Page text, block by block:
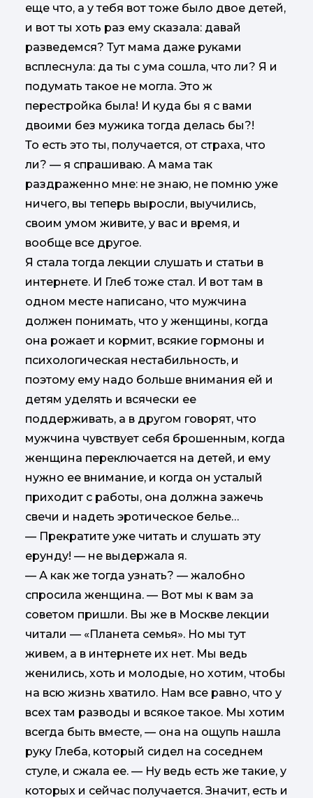
еще что, а у тебя вот тоже было двое детей,
и вот ты хоть раз ему сказала: давай
разведемся? Тут мама даже руками
всплеснула: да ты с ума сошла, что ли? Я и
подумать такое не могла. Это ж
перестройка была! И куда бы я с вами
двоими без мужика тогда делась бы?!
То есть это ты, получается, от страха, что
ли? — я спрашиваю. А мама так
раздраженно мне: не знаю, не помню уже
ничего, вы теперь выросли, выучились,
своим умом живите, у вас и время, и
вообще все другое.
Я стала тогда лекции слушать и статьи в
интернете. И Глеб тоже стал. И вот там в
одном месте написано, что мужчина
должен понимать, что у женщины, когда
она рожает и кормит, всякие гормоны и
психологическая нестабильность, и
поэтому ему надо больше внимания ей и
детям уделять и всячески ее
поддерживать, а в другом говорят, что
мужчина чувствует себя брошенным, когда
женщина переключается на детей, и ему
нужно ее внимание, и когда он усталый
приходит с работы, она должна зажечь
свечи и надеть эротическое белье…
— Прекратите уже читать и слушать эту
ерунду! — не выдержала я.
— А как же тогда узнать? — жалобно
спросила женщина. — Вот мы к вам за
советом пришли. Вы же в Москве лекции
читали — «Планета семья». Но мы тут
живем, а в интернете их нет. Мы ведь
женились, хоть и молодые, но хотим, чтобы
на всю жизнь хватило. Нам все равно, что у
всех там разводы и всякое такое. Мы хотим
всегда быть вместе, — она на ощупь нашла
руку Глеба, который сидел на соседнем
стуле, и сжала ее. — Ну ведь есть же такие, у
которых и сейчас получается. Значит, есть и